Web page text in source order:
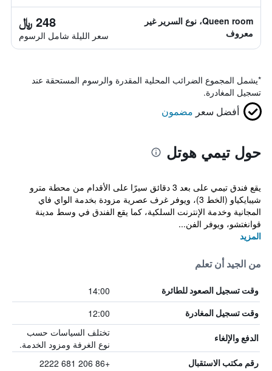
Queen room، نوع السرير غير
معروف
248 ﷼
سعر الليلة شامل الرسوم
*يشمل المجموع الضرائب المحلية المقدرة والرسوم المستحقة عند
تسجيل المغادرة.
أفضل سعر مضمون
حول تيمي هوتل
يقع فندق تيمي على بعد 3 دقائق سيرًا على الأقدام من محطة مترو
شيبايكياو (الخط 3)، ويوفر غرف عصرية مزودة بخدمة الواي فاي
المجانية وخدمة الإنترنت السلكية، كما يقع الفندق في وسط مدينة
قوانغتشو، ويوفر الفن...
المزيد
من الجيد أن تعلم
وقت تسجيل الصعود للطائرة 14:00
وقت تسجيل المغادرة 12:00
الدفع والإلغاء
تختلف السياسات حسب
نوع الغرفة ومزود الخدمة.
رقم مكتب الاستقبال +86 206 681 2222